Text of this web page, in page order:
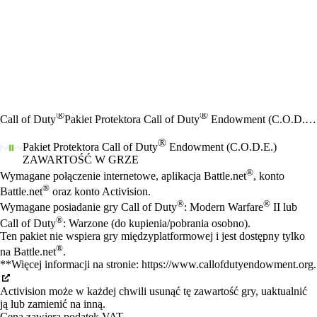
Call of Duty®Pakiet Protektora Call of Duty® Endowment (C.O.D.E.)
Pakiet Protektora Call of Duty® Endowment (C.O.D.E.)
ZAWARTOŚĆ W GRZE
Cena
Available actions
Wymagane połączenie internetowe, aplikacja Battle.net®, konto
Battle.net® oraz konto Activision.
Wymagane posiadanie gry Call of Duty®: Modern Warfare® II lub
Call of Duty®: Warzone (do kupienia/pobrania osobno).
Ten pakiet nie wspiera gry międzyplatformowej i jest dostępny tylko
na Battle.net®.
**Więcej informacji na stronie: https://www.callofdutyendowment.org.
Activision może w każdej chwili usunąć tę zawartość gry, uaktualnić
ją lub zamienić na inną.